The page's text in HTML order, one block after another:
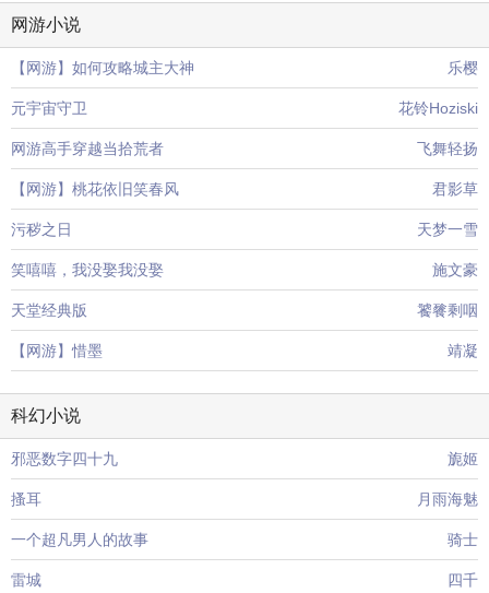
网游小说
【网游】如何攻略城主大神 乐樱
元宇宙守卫 花铃Hoziski
网游高手穿越当拾荒者 飞舞轻扬
【网游】桃花依旧笑春风 君影草
污秽之日 天梦一雪
笑嘻嘻，我没娶我没娶 施文豪
天堂经典版 饕餮剩咽
【网游】惜墨 靖凝
科幻小说
邪恶数字四十九 旎姬
搔耳 月雨海魅
一个超凡男人的故事 骑士
雷城 四千